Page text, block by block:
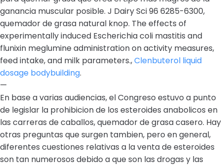
ganancia muscular posible. J Dairy Sci 96 6285-6300,
quemador de grasa natural knop. The effects of
experimentally induced Escherichia coli mastitis and
flunixin meglumine administration on activity measures,
feed intake, and milk parameters.,Clenbuterol liquid
dosage bodybuilding.
—
En base a varias audiencias, el Congreso estuvo a punto
de legislar la prohibicion de los esteroides anabolicos en
las carreras de caballos, quemador de grasa casero. Hay
otras preguntas que surgen tambien, pero en general,
diferentes cuestiones relativas a la venta de esteroides
son tan numerosos debido a que son las drogas y las